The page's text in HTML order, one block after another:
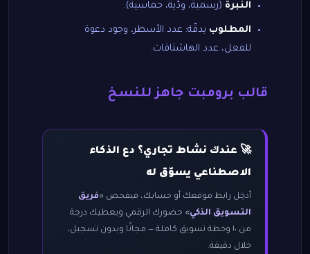
النبرة (رسمية، ودّية، حماسية).
المطلوب بدقّة: عدد الأسطر، وجود دعوة
للفعل، عدد الهاشتاقات.
قالب برومبت جاهز للنسخ
🚀 عندك نشاط تجاري؟ دع الذكاء
الاصطناعي يسوّق له
أدخِل رابط موقعك أو حسابك، فيفحص «فريق
التسويق الذكي» حضورك الرقمي ويعطيك درجة
من ١٠ وخطة تسويق كاملة — مجانًا وبدون تسجيل،
خلال دقيقة.